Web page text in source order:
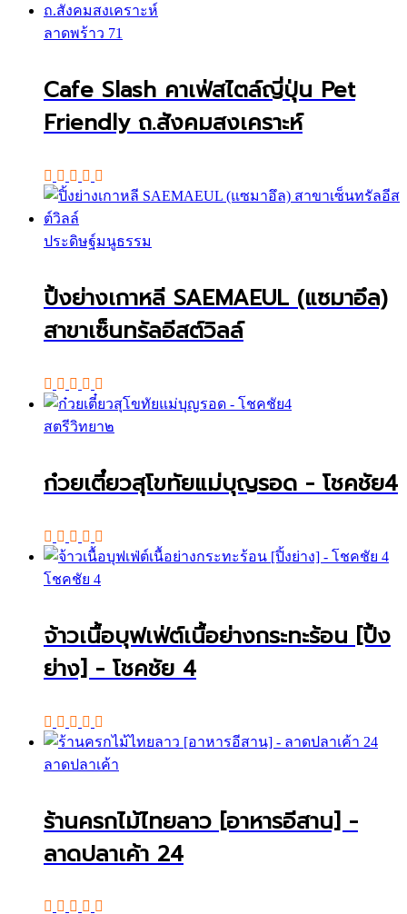
ลาดพร้าว 71
Cafe Slash คาเฟ่สไตล์ญี่ปุ่น Pet
Friendly ถ.สังคมสงเคราะห์
ประดิษฐ์มนูธรรม
ปิ้งย่างเกาหลี SAEMAEUL (แซมาอึล)
สาขาเซ็นทรัลอีสต์วิลล์
สตรีวิทยา๒
ก๋วยเตี๋ยวสุโขทัยแม่บุญรอด - โชคชัย4
โชคชัย 4
จ้าวเนื้อบุฟเฟ่ต์เนื้อย่างกระทะร้อน [ปิ้ง
ย่าง] - โชคชัย 4
ลาดปลาเค้า
ร้านครกไม้ไทยลาว [อาหารอีสาน] -
ลาดปลาเค้า 24